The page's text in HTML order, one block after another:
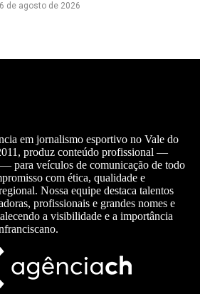
6 de agosto de 2026
em jornalismo esportivo no Vale do
produz conteúdo profissional —
para veículos de comunicação de todo
com ética, qualidade e
Nossa equipe destaca talentos
profissionais e grandes nomes e
a visibilidade e a importância